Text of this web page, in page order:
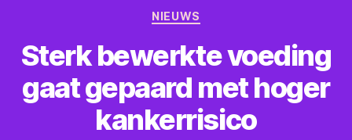
Categorieën
NIEUWS
Sterk bewerkte voeding
gaat gepaard met hoger
kankerrisico